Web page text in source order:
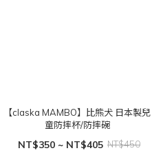
【claska MAMBO】比熊犬 日本製兒
童防摔杯/防摔碗
NT$350 ~ NT$405 NT$450